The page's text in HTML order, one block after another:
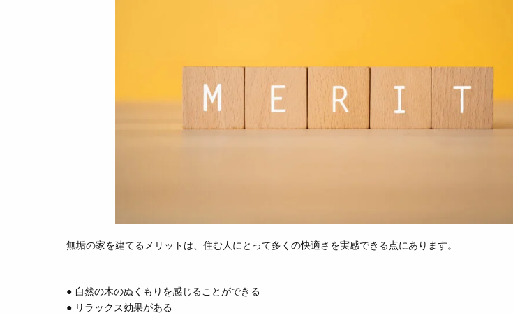
無垢の家を建てるメリットは、住む人にとって多くの快適さを実感できる点にあります。
● 自然の木のぬくもりを感じることができる
● リラックス効果がある